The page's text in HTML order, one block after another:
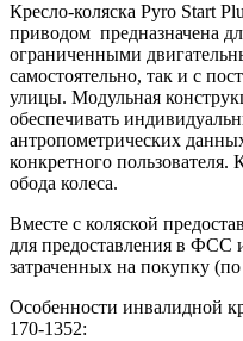
Кресло-коляска Pyro Start
приводом предназначена
ограниченными
самостоятельно, так и с
улицы. Модульная
обеспечивать
антропометрических
конкретного
обода колеса.
Вместе с коляской
для предоставления в ФСС
затраченных на покупку
Особенности инвалидной
170-1352: